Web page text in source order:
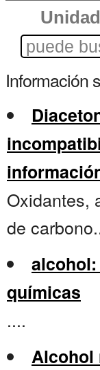
Información
Oxidantes,
de
químicas
....
Alcohol